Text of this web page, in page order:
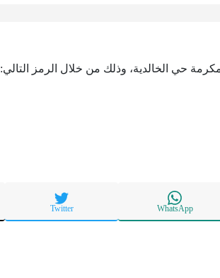
حي الخالدية، وذلك من خلال الرمز التالي:
WhatsApp
Twitter